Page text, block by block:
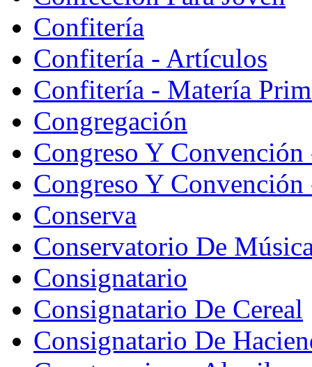
Confitería
Confitería - Artículos
Confitería - Matería
Congregación
Congreso Y Convención
Congreso Y
Conserva
Conservatorio De
Consignatario
Consignatario De Cereal
Consignatario De